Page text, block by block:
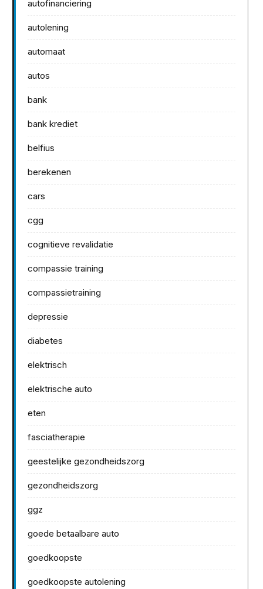
autofinanciering
autolening
automaat
autos
bank
bank krediet
belfius
berekenen
cars
cgg
cognitieve revalidatie
compassie training
compassietraining
depressie
diabetes
elektrisch
elektrische auto
eten
fasciatherapie
geestelijke gezondheidszorg
gezondheidszorg
ggz
goede betaalbare auto
goedkoopste
goedkoopste autolening